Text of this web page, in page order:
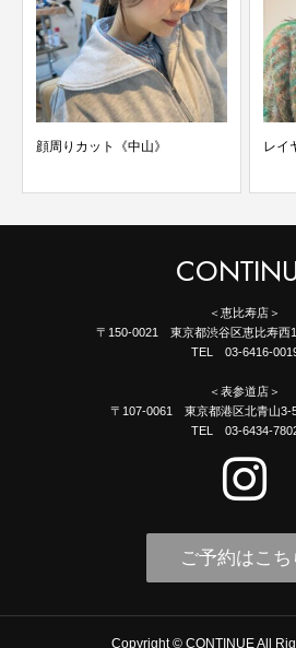
顔周りカット《中山》 レイ
＜恵比寿店＞
〒150-0021 東京都渋谷区恵比寿西
TEL 03-6416-
＜表参道店＞
〒107-0061 東京都港区北青山3-
TEL 03-6434-
ご予約はこち
Copyright © CONTINUE All